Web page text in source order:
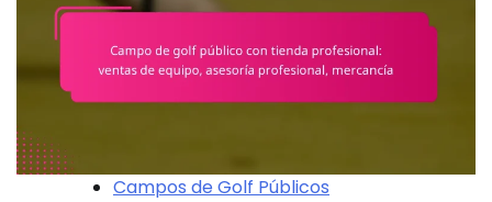
Campos de Golf Públicos